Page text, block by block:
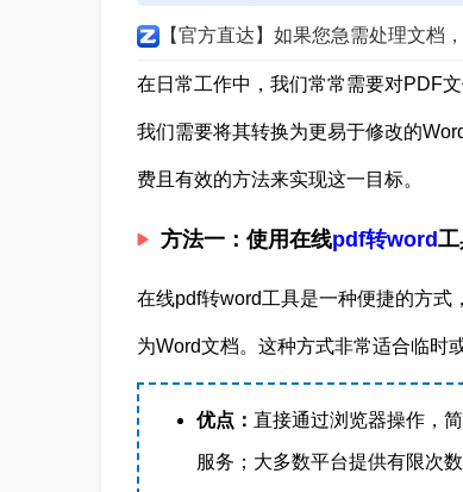
【官方直达】如果您急需处理文档
在日常工作中，我们常常需要对PDF
我们需要将其转换为更易于修改的
费且有效的方法来实现这一目标。
方法一：使用在线pdf转word
在线pdf转word工具是一种便捷的方式
为Word文档。这种方式非常适合临时
优点： 直接通过浏览器操作，
服务；大多数平台提供有限次